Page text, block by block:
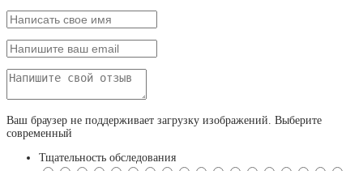
Ваш браузер не поддерживает загрузку изображений. Выберите
современный
Тщательность обследования